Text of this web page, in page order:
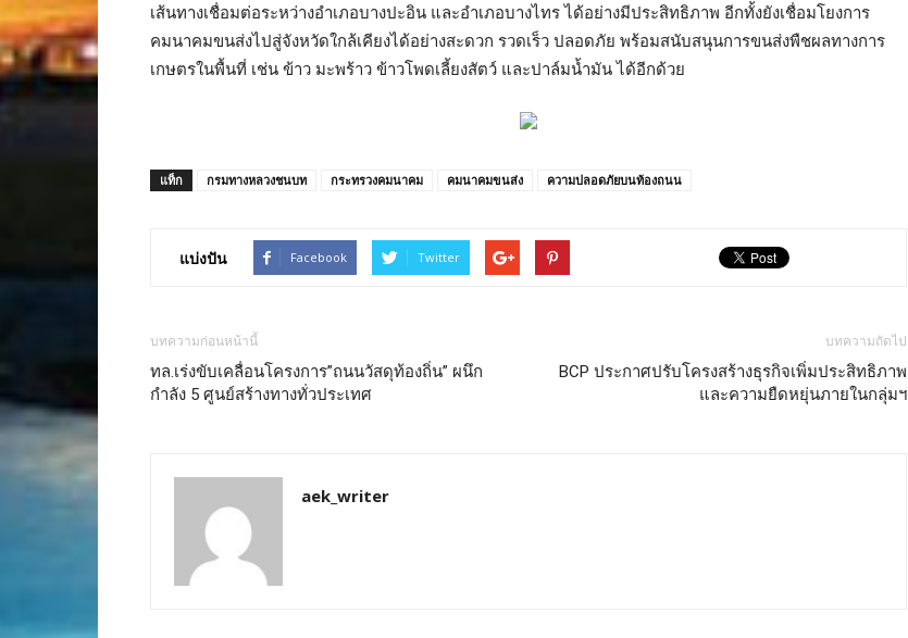
เส้นทางเชื่อมต่อระหว่างอำเภอบางปะอิน และอำเภอบางไทร ได้อย่างมีประสิทธิภาพ อีกทั้งยังเชื่อมโยงการ
คมนาคมขนส่งไปสู่จังหวัดใกล้เคียงได้อย่างสะดวก รวดเร็ว ปลอดภัย พร้อมสนับสนุนการขนส่งพืชผลทางการ
เกษตรในพื้นที่ เช่น ข้าว มะพร้าว ข้าวโพดเลี้ยงสัตว์ และปาล์มน้ำมัน ได้อีกด้วย
แท็ก กรมทางหลวงชนบท กระทรวงคมนาคม คมนาคมขนส่ง ความปลอดภัยบนท้องถนน
แบ่งปัน Facebook Twitter
บทความก่อนหน้านี้
ทล.เร่งขับเคลื่อนโครงการ”ถนนวัสดุท้องถิ่น” ผนึก
กำลัง 5 ศูนย์สร้างทางทั่วประเทศ
บทความถัดไป
BCP ประกาศปรับโครงสร้างธุรกิจเพิ่มประสิทธิภาพ
และความยืดหยุ่นภายในกลุ่มฯ
aek_writer